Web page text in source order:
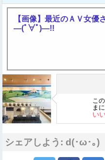
【画像】最近のＡＶ女優
―(ﾟ∀ﾟ)―!!
こ
ま
い
シェアしよう: d(･ω･｡)